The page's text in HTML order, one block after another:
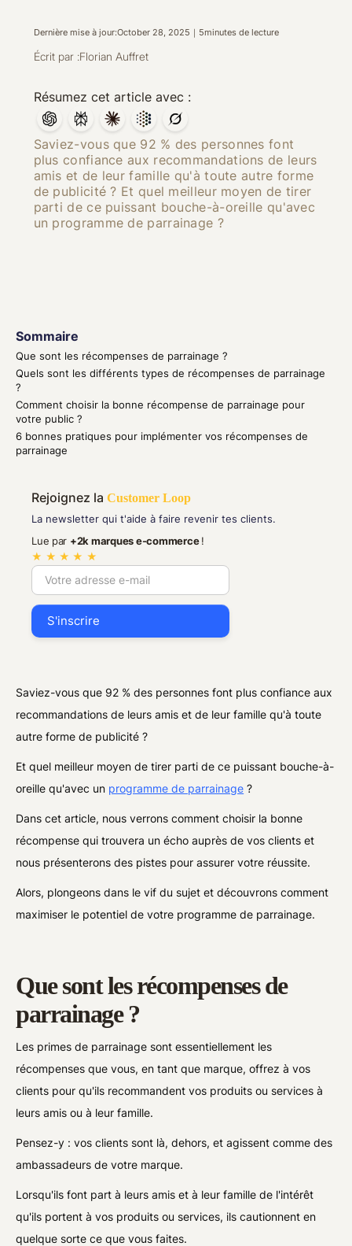
Dernière mise à jour:October 28, 2025 ｜ 5minutes de lecture
Écrit par :Florian Auffret
Résumez cet article avec :
Saviez-vous que 92 % des personnes font
plus confiance aux recommandations de leurs
amis et de leur famille qu'à toute autre forme
de publicité ? Et quel meilleur moyen de tirer
parti de ce puissant bouche-à-oreille qu'avec
un programme de parrainage ?
Sommaire
Que sont les récompenses de parrainage ?
Quels sont les différents types de récompenses de parrainage
?
Comment choisir la bonne récompense de parrainage pour
votre public ?
6 bonnes pratiques pour implémenter vos récompenses de
parrainage
Rejoignez laCustomer Loop
La newsletter qui t'aide à faire revenir tes clients.
Lue par +2k marques e-commerce !
★ ★ ★ ★ ★
Saviez-vous que 92 % des personnes font plus confiance aux
recommandations de leurs amis et de leur famille qu'à toute
autre forme de publicité ?
Et quel meilleur moyen de tirer parti de ce puissant bouche-à-
oreille qu'avec un programme de parrainage ?
Dans cet article, nous verrons comment choisir la bonne
récompense qui trouvera un écho auprès de vos clients et
nous présenterons des pistes pour assurer votre réussite.
Alors, plongeons dans le vif du sujet et découvrons comment
maximiser le potentiel de votre programme de parrainage.
Que sont les récompenses de
parrainage ?
Les primes de parrainage sont essentiellement les
récompenses que vous, en tant que marque, offrez à vos
clients pour qu'ils recommandent vos produits ou services à
leurs amis ou à leur famille.
Pensez-y : vos clients sont là, dehors, et agissent comme des
ambassadeurs de votre marque.
Lorsqu'ils font part à leurs amis et à leur famille de l'intérêt
qu'ils portent à vos produits ou services, ils cautionnent en
quelque sorte ce que vous faites.